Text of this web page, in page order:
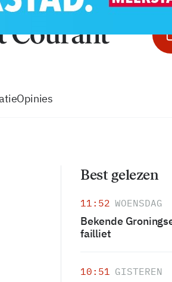
Opinies
Best gelezen
11:52 WOENSDAG
Bekende
failliet
10:51 GISTEREN